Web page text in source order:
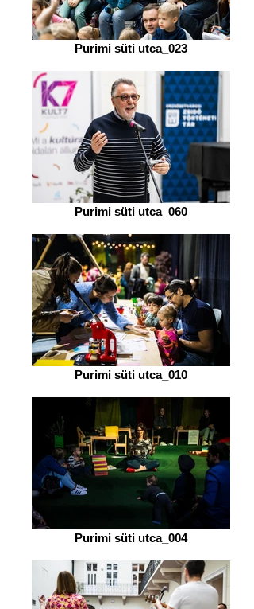
Purimi süti utca_023
Purimi süti utca_060
Purimi süti utca_010
Purimi süti utca_004